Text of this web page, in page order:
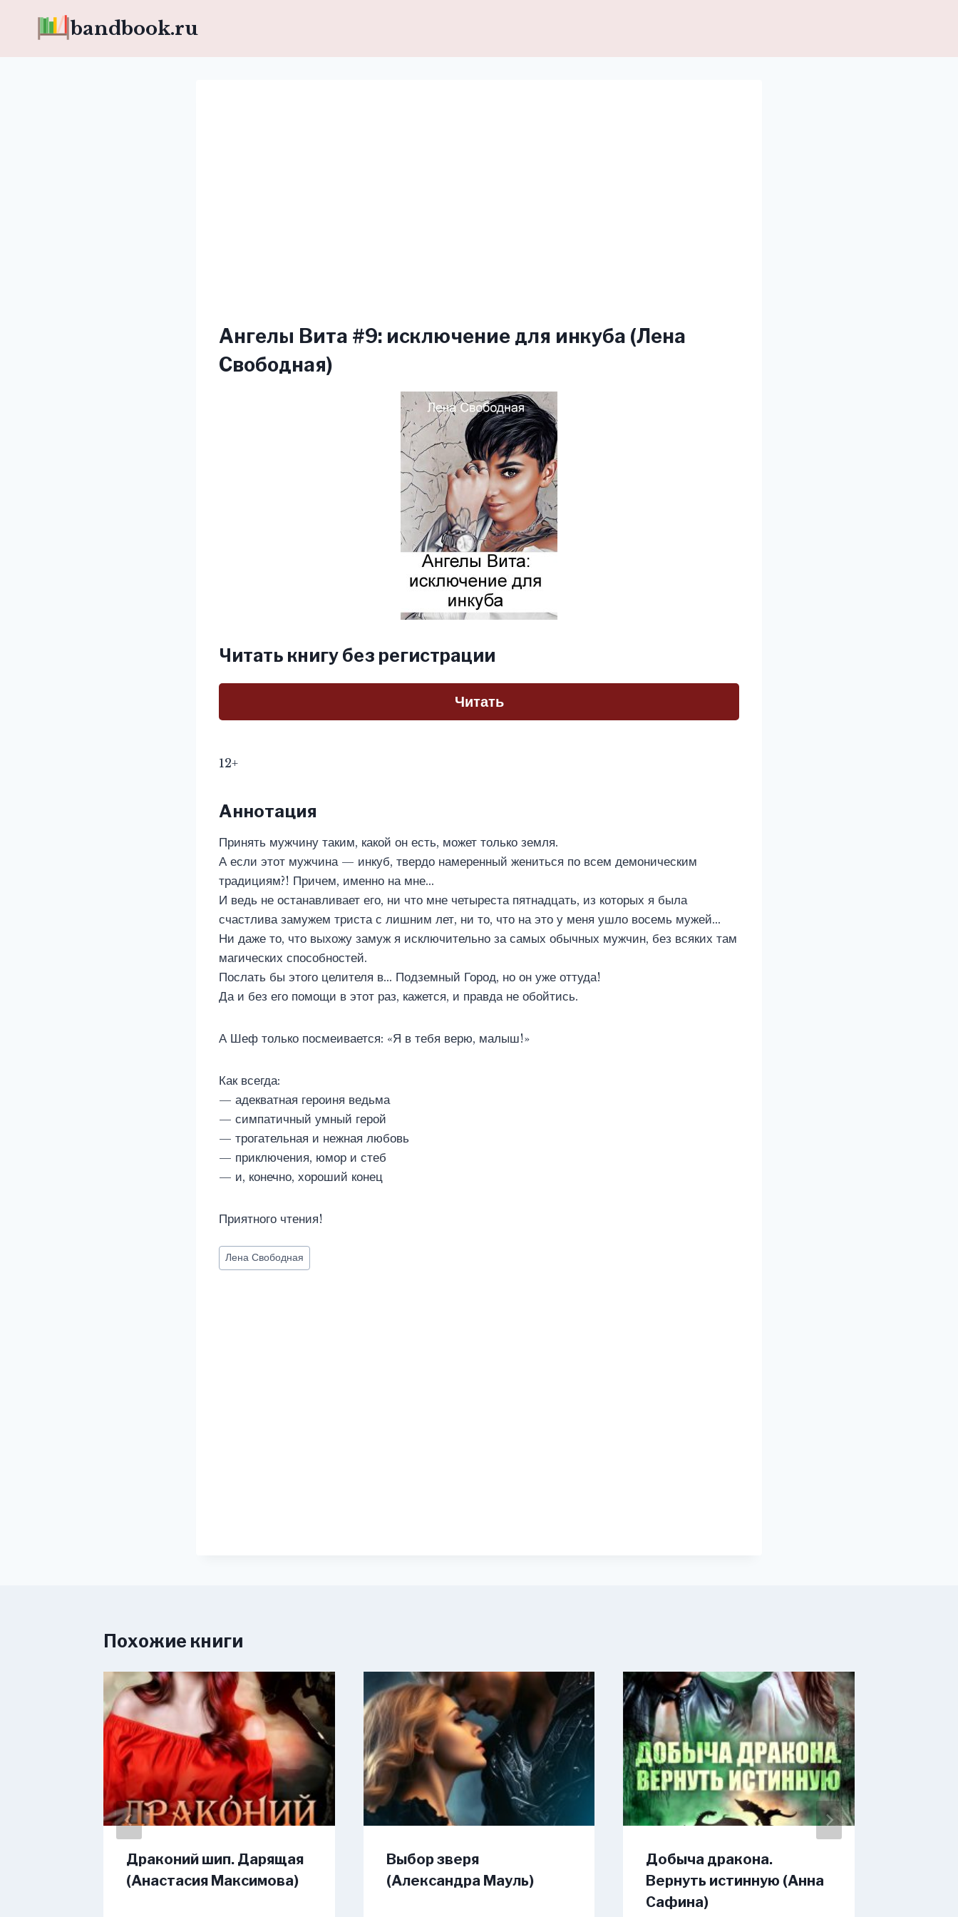
bandbook.ru
Ангелы Вита #9: исключение для инкуба (Лена
Свободная)
Читать книгу без регистрации
Читать
12+
Аннотация
Принять мужчину таким, какой он есть, может только земля.
А если этот мужчина — инкуб, твердо намеренный жениться по всем демоническим
традициям?! Причем, именно на мне…
И ведь не останавливает его, ни что мне четыреста пятнадцать, из которых я была
счастлива замужем триста с лишним лет, ни то, что на это у меня ушло восемь мужей…
Ни даже то, что выхожу замуж я исключительно за самых обычных мужчин, без всяких там
магических способностей.
Послать бы этого целителя в… Подземный Город, но он уже оттуда!
Да и без его помощи в этот раз, кажется, и правда не обойтись.
А Шеф только посмеивается: «Я в тебя верю, малыш!»
Как всегда:
— адекватная героиня ведьма
— симпатичный умный герой
— трогательная и нежная любовь
— приключения, юмор и стеб
— и, конечно, хороший конец
Приятного чтения!
Метки
записи:
Лена Свободная
Похожие книги
Драконий шип. Дарящая
(Анастасия Максимова)
Выбор зверя
(Александра Мауль)
Добыча дракона.
Вернуть истинную (Анна
Сафина)